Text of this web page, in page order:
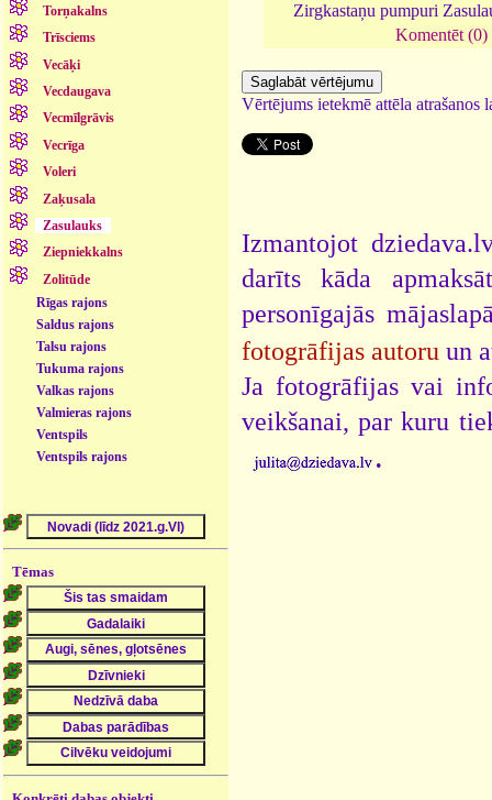
Torņakalns
Trīsciems
Vecāķi
Vecdaugava
Vecmīlgrāvis
Vecrīga
Voleri
Zaķusala
Zasulauks
Ziepniekkalns
Zolitūde
Rīgas rajons
Saldus rajons
Talsu rajons
Tukuma rajons
Valkas rajons
Valmieras rajons
Ventspils
Ventspils rajons
Tēmas
Zirgkastaņu pumpuri
Komentēt (0)
Vērtējums ietekmē attēla atrašanos
Izmantojot
darīts kāda
personīgajās
fotogrāfijas autoru un
Ja fotogrāfijas vai
veikšanai, par kuru
.